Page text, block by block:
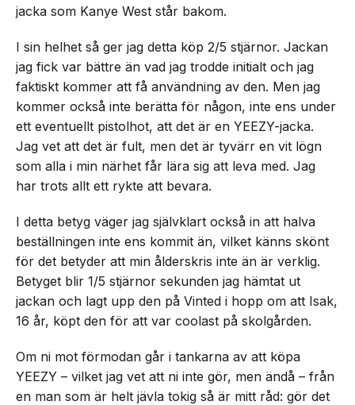
jacka som Kanye West står bakom.
I sin helhet så ger jag detta köp 2/5 stjärnor. Jackan
jag fick var bättre än vad jag trodde initialt och jag
faktiskt kommer att få användning av den. Men jag
kommer också inte berätta för någon, inte ens under
ett eventuellt pistolhot, att det är en YEEZY-jacka.
Jag vet att det är fult, men det är tyvärr en vit lögn
som alla i min närhet får lära sig att leva med. Jag
har trots allt ett rykte att bevara.
I detta betyg väger jag självklart också in att halva
beställningen inte ens kommit än, vilket känns skönt
för det betyder att min ålderskris inte än är verklig.
Betyget blir 1/5 stjärnor sekunden jag hämtat ut
jackan och lagt upp den på Vinted i hopp om att Isak,
16 år, köpt den för att var coolast på skolgården.
Om ni mot förmodan går i tankarna av att köpa
YEEZY – vilket jag vet att ni inte gör, men ändå – från
en man som är helt jävla tokig så är mitt råd: gör det